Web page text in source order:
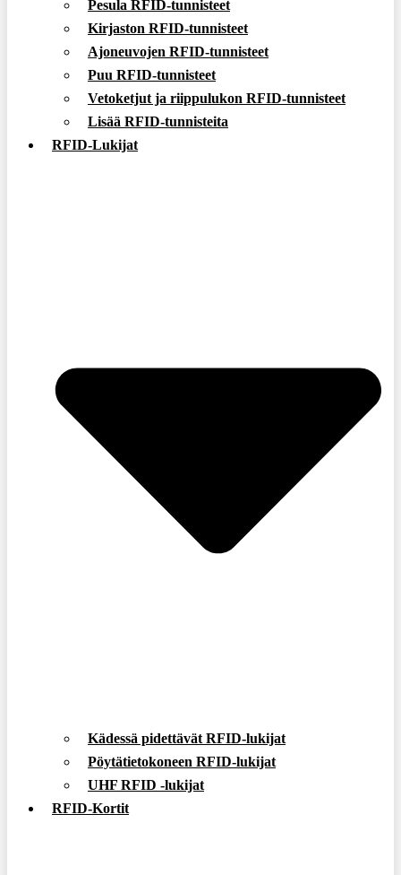
Pesula RFID-tunnisteet
Kirjaston RFID-tunnisteet
Ajoneuvojen RFID-tunnisteet
Puu RFID-tunnisteet
Vetoketjut ja riippulukon RFID-tunnisteet
Lisää RFID-tunnisteita
RFID-Lukijat
Kädessä pidettävät RFID-lukijat
Pöytätietokoneen RFID-lukijat
UHF RFID -lukijat
RFID-Kortit